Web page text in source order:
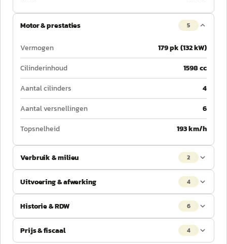
Motor & prestaties 5
Vermogen
179 pk (132 kW)
Cilinderinhoud
1598 cc
Aantal cilinders
4
Aantal versnellingen
6
Topsnelheid
193 km/h
Verbruik & milieu 2
Uitvoering & afwerking 4
Historie & RDW 6
Prijs & fiscaal 4